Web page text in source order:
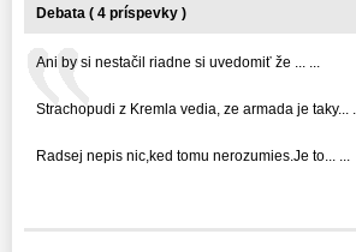
Debata ( 4 príspevky )
Ani by si nestačil riadne si uvedomiť že ... ...
Strachopudi z Kremla vedia, ze armada je taky... ...
Radsej nepis nic,ked tomu nerozumies.Je to... ...